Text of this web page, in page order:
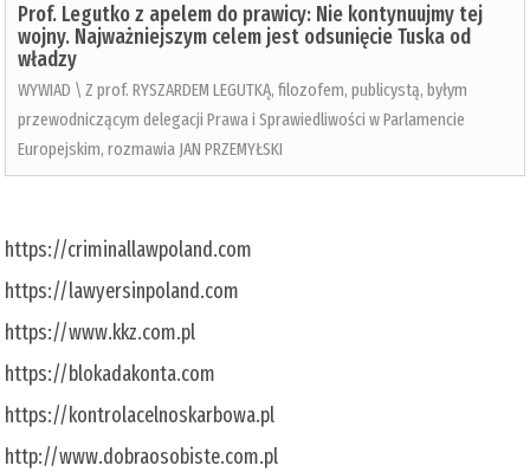
Prof. Legutko z apelem do prawicy: Nie kontynuujmy tej
wojny. Najważniejszym celem jest odsunięcie Tuska od
władzy
WYWIAD \ Z prof. RYSZARDEM LEGUTKĄ, filozofem, publicystą, byłym
przewodniczącym delegacji Prawa i Sprawiedliwości w Parlamencie
Europejskim, rozmawia JAN PRZEMYŁSKI
https://criminallawpoland.com
https://lawyersinpoland.com
https://www.kkz.com.pl
https://blokadakonta.com
https://kontrolacelnoskarbowa.pl
http://www.dobraosobiste.com.pl